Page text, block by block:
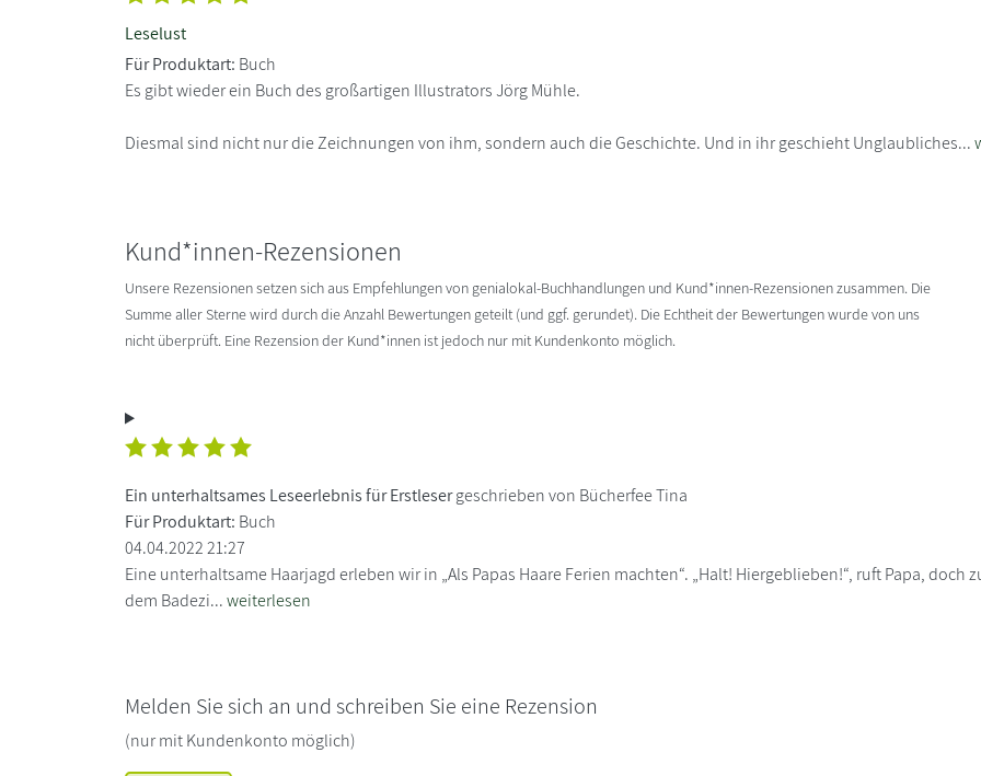
Leselust
Für Produktart: Buch
Es gibt wieder ein Buch des großartigen Illustrators Jörg Mühle.
Diesmal sind nicht nur die Zeichnungen von ihm, sondern auch die Geschichte. Und in ihr geschieht Unglaubliches...
Kund*innen-Rezensionen
Unsere Rezensionen setzen sich aus Empfehlungen von genialokal-Buchhandlungen und Kund*innen-Rezensionen zusammen. Die
Summe aller Sterne wird durch die Anzahl Bewertungen geteilt (und ggf. gerundet). Die Echtheit der Bewertungen wurde von uns
nicht überprüft. Eine Rezension der Kund*innen ist jedoch nur mit Kundenkonto möglich.
Ein unterhaltsames Leseerlebnis für Erstlesergeschrieben von Bücherfee Tina
Für Produktart: Buch
04.04.2022 21:27
Eine unterhaltsame Haarjagd erleben wir in „Als Papas Haare Ferien machten“. „Halt! Hiergeblieben!“, ruft Papa, doch
dem Badezi...weiterlesen
Melden Sie sich an und schreiben Sie eine Rezension
(nur mit Kundenkonto möglich)